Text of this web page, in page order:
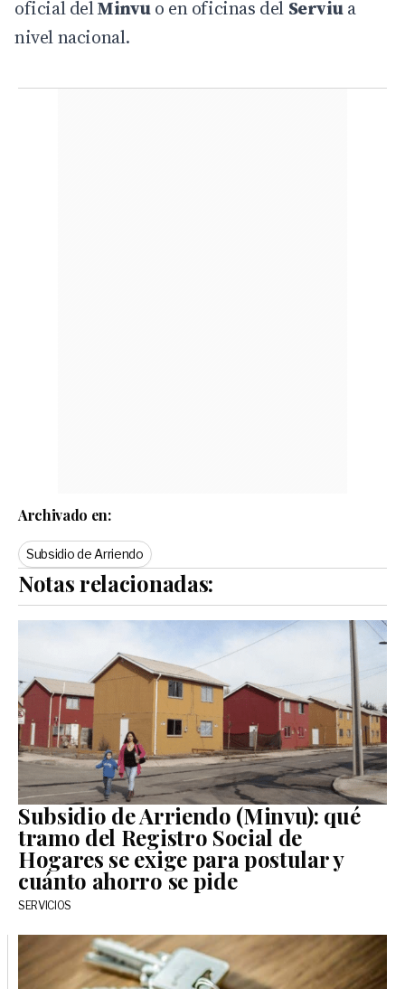
oficial delMinvu o en oficinas del Serviua
nivel nacional.
Archivado en:
Subsidio de Arriendo
Notas relacionadas:
Subsidio de Arriendo (Minvu): qué
tramo del Registro Social de
Hogares se exige para postular y
cuánto ahorro se pide
SERVICIOS